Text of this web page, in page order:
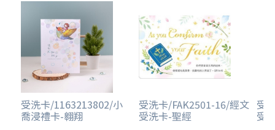
受洗卡/1163213802/小
喬浸禮卡-翱翔
受洗卡/FAK2501-16/經文
受洗卡-聖經
受
受